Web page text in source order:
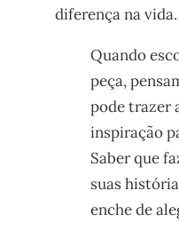
diferença na
Quando
peça,
pode trazer
inspiração
Saber que
suas
enche de